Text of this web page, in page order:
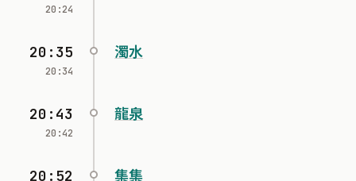
20:24
20:35
20:34
濁水
20:43
20:42
龍泉
20:52 集集